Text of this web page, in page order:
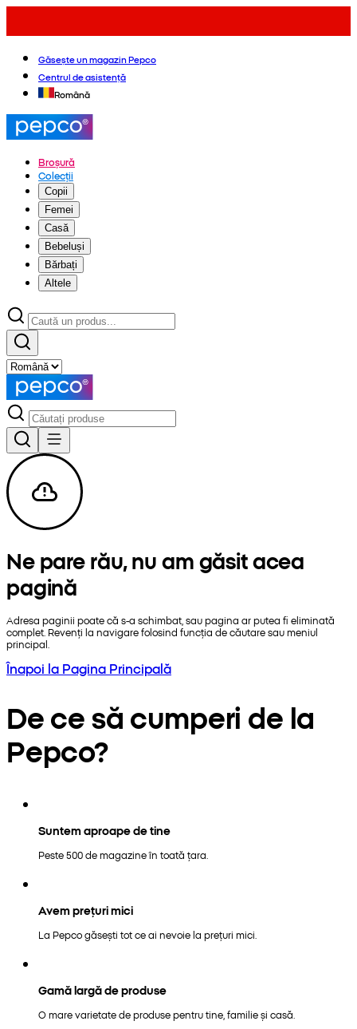
Găsește un magazin Pepco
Centrul de asistență
Română
Broșură
Colecții
Copii
Femei
Casă
Bebeluși
Bărbați
Altele
Ne pare rău, nu am găsit acea
pagină
Adresa paginii poate că s-a schimbat, sau pagina ar putea fi eliminată
complet. Revenți la navigare folosind funcția de căutare sau meniul
principal.
Înapoi la Pagina Principală
De ce să cumperi de la
Pepco?
Suntem aproape de tine
Peste 500 de magazine în toată țara.
Avem prețuri mici
La Pepco găsești tot ce ai nevoie la prețuri mici.
Gamă largă de produse
O mare varietate de produse pentru tine, familie și casă.